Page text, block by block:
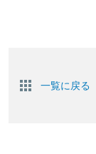
一覧に戻る